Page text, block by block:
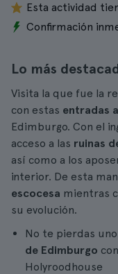
Esta actividad
Confirmación
Lo más
Visita la que fue la
con estas entradas
Edimburgo. Con el
acceso a las ruinas
así como a los
interior. De esta
escocesa mientras
su evolución.
No te pierdas
de Edimburgo
Holyroodhouse